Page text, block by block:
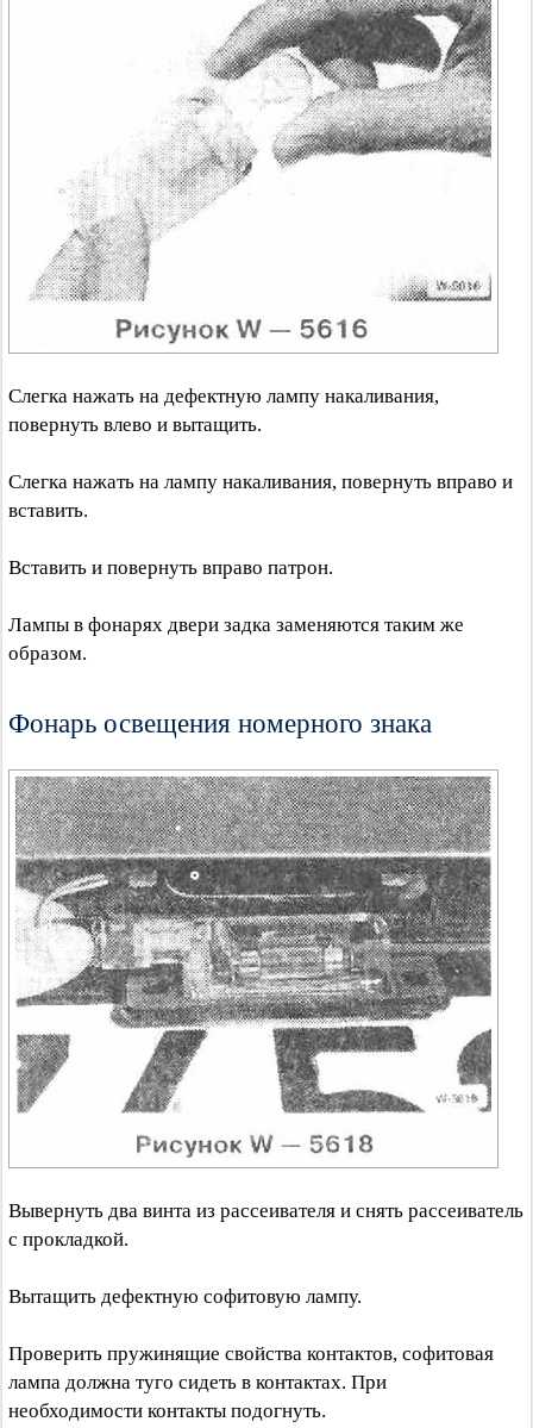
Слегка нажать на дефектную лампу накаливания,
повернуть влево и вытащить.
Слегка нажать на лампу накаливания, повернуть вправо и
вставить.
Вставить и повернуть вправо патрон.
Лампы в фонарях двери задка заменяются таким же
образом.
Фонарь освещения номерного знака
Вывернуть два винта из рассеивателя и снять рассеиватель
с прокладкой.
Вытащить дефектную софитовую лампу.
Проверить пружинящие свойства контактов, софитовая
лампа должна туго сидеть в контактах. При
необходимости контакты подогнуть.